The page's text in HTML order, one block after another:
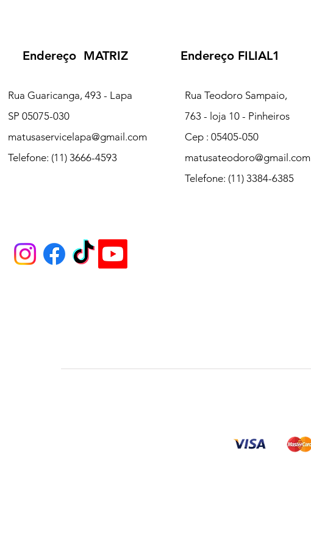
Endereço MATRIZ
Rua Guaricanga, 493 - Lapa
SP 05075-030
matusaservicelapa@gmail.com
Telefone: (11) 3666-4593
Endereço FILIAL1
Rua Teodoro Sampaio,
763 - loja 10 - Pinheiros
Cep : 05405-050
matusateodoro@gmail.com
Telefone: (11) 3384-6385